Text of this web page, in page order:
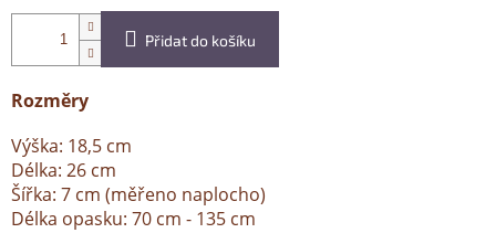
Přidat do košíku
Rozměry
Výška: 18,5 cm
Délka: 26 cm
Šířka: 7 cm (měřeno naplocho)
Délka opasku: 70 cm - 135 cm